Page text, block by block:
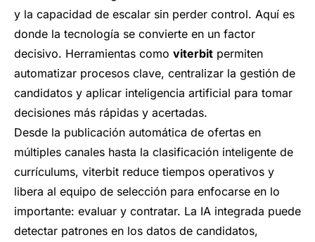
y la capacidad de escalar sin perder control. Aquí es
donde la tecnología se convierte en un factor
decisivo. Herramientas como viterbit permiten
automatizar procesos clave, centralizar la gestión de
candidatos y aplicar inteligencia artificial para tomar
decisiones más rápidas y acertadas.
Desde la publicación automática de ofertas en
múltiples canales hasta la clasificación inteligente de
currículums, viterbit reduce tiempos operativos y
libera al equipo de selección para enfocarse en lo
importante: evaluar y contratar. La IA integrada puede
detectar patrones en los datos de candidatos,